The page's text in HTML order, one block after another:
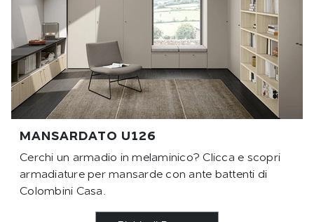
MANSARDATO U126
Cerchi un armadio in melaminico? Clicca e scopri
armadiature per mansarde con ante battenti di
Colombini Casa.